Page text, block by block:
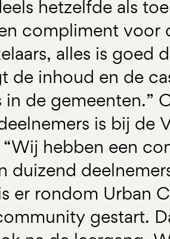
hetzelfde als
compliment voor
alles is goed
de inhoud en de
in de gemeenten.”
is bij de
“Wij hebben een
duizend
er rondom Urban
gestart.